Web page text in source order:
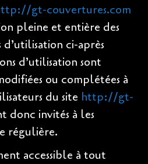
gt-couvertures.com
pleine et entière des
ci-après
d’utilisation sont
ou complétées à
du site http://gt-
donc invités à les
régulière.
accessible à tout